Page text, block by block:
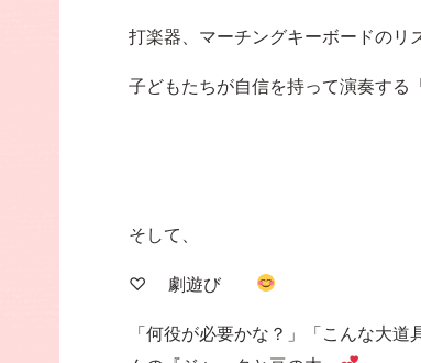
打楽器、マーチングキーボードのリ
子どもたちが自信を持って演奏する
そして、
♡ 劇遊び
「何役が必要かな？」「こんな大